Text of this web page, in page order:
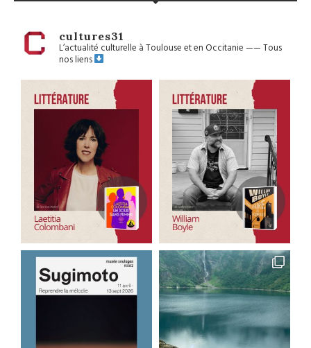
cultures31
L’actualité culturelle à Toulouse et en Occitanie——Tous
nos liens